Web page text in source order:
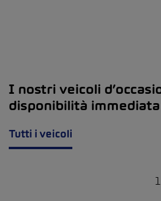
I nostri veicoli
disponibilità immediata
Tutti i veicoli
1